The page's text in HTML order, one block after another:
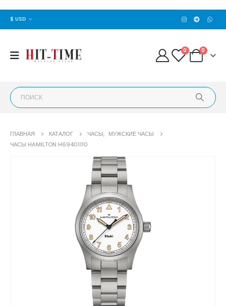
$ USD
0 0
ГЛАВНАЯ КАТАЛОГ ЧАСЫ, МУЖСКИЕ ЧАСЫ
ЧАСЫ HAMILTON H69401110